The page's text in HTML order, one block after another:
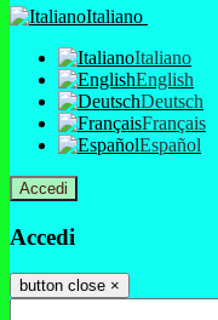
Italiano
Italiano
English
Deutsch
Français
Español
Accedi
Accedi
button close ×